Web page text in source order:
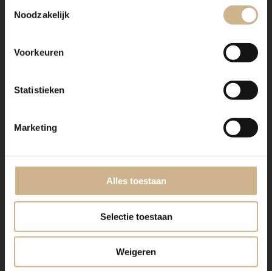
Noodzakelijk
Voorkeuren
Statistieken
Marketing
Alles toestaan
Selectie toestaan
Weigeren
VAN ONZE KLANTEN
“Hierbij een paar foto's hoe de kast er